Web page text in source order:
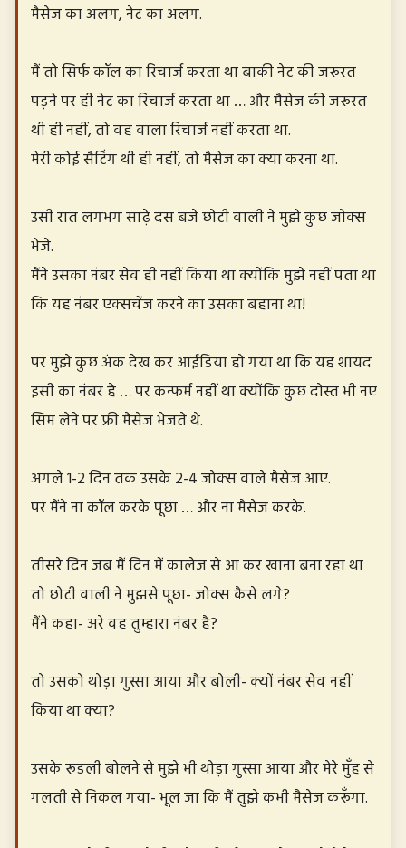
मैसेज का अलग, नेट का अलग.
मैं तो सिर्फ कॉल का रिचार्ज करता था बाकी नेट की जरूरत
पड़ने पर ही नेट का रिचार्ज करता था … और मैसेज की जरूरत
थी ही नहीं, तो वह वाला रिचार्ज नहीं करता था.
मेरी कोई सैटिंग थी ही नहीं, तो मैसेज का क्या करना था.
उसी रात लगभग साढ़े दस बजे छोटी वाली ने मुझे कुछ जोक्स
भेजे.
मैंने उसका नंबर सेव ही नहीं किया था क्योंकि मुझे नहीं पता था
कि यह नंबर एक्सचेंज करने का उसका बहाना था!
पर मुझे कुछ अंक देख कर आईडिया हो गया था कि यह शायद
इसी का नंबर है … पर कन्फर्म नहीं था क्योंकि कुछ दोस्त भी नए
सिम लेने पर फ्री मैसेज भेजते थे.
अगले 1-2 दिन तक उसके 2-4 जोक्स वाले मैसेज आए.
पर मैंने ना कॉल करके पूछा … और ना मैसेज करके.
तीसरे दिन जब मैं दिन में कालेज से आ कर खाना बना रहा था
तो छोटी वाली ने मुझसे पूछा- जोक्स कैसे लगे?
मैंने कहा- अरे वह तुम्हारा नंबर है?
तो उसको थोड़ा गुस्सा आया और बोली- क्यों नंबर सेव नहीं
किया था क्या?
उसके रूडली बोलने से मुझे भी थोड़ा गुस्सा आया और मेरे मुँह से
गलती से निकल गया- भूल जा कि मैं तुझे कभी मैसेज करूँगा.